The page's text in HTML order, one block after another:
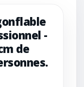
-
de